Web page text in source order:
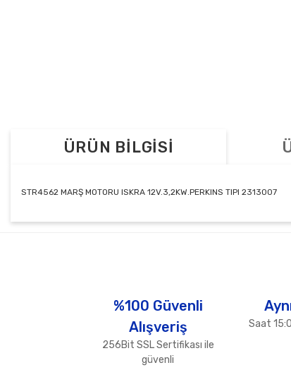
ÜRÜN BİLGİSİ
STR4562 MARŞ MOTORU ISKRA 12V.3,2KW.PERKINS TIPI 2313007
Ürün fiyatı diğer sitelerden daha pahalı.
Bu ürüne benzer farklı alternatifler olmalı.
%100 Güvenli
Alışveriş
256Bit SSL Sertifikası ile
güvenli
Saat